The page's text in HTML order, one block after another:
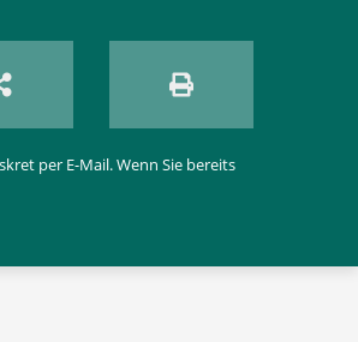
per E-Mail. Wenn Sie bereits